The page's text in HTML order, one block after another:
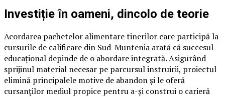
Investiție în oameni, dincolo de teorie
Acordarea pachetelor alimentare tinerilor care participă la
cursurile de calificare din Sud-Muntenia arată că succesul
educațional depinde de o abordare integrată. Asigurând
sprijinul material necesar pe parcursul instruirii, proiectul
elimină principalele motive de abandon și le oferă
cursanților mediul propice pentru a-și construi o carieră